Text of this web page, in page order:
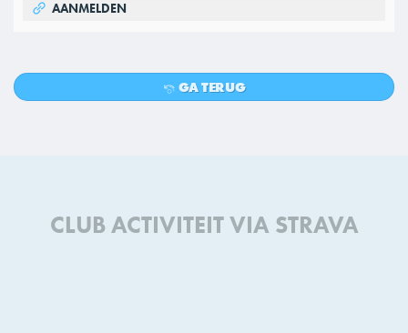
AANMELDEN
GA TERUG
CLUB ACTIVITEIT VIA STRAVA